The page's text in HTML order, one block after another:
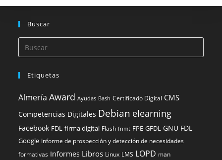
Buscar
Etiquetas
Almería Award Ayudas Bash Certificado Digital CMS
Competencias Digitales Debian elearning
Facebook FDL firma digital Flash fnmt FPE GFDL GNU FDL
Google Informe de prospección y detección de necesidades
formativas Informes Libros Linux LMS LOPD man